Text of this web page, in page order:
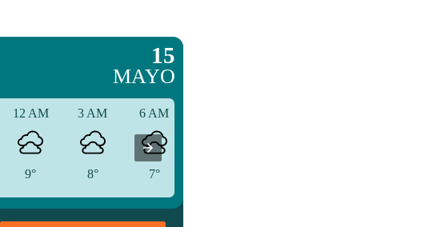
15
MAYO
12 AM
9°
3 AM
8°
6 AM
7°